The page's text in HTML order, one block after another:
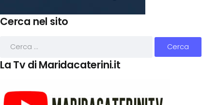
Cerca nel sito
La Tv di Maridacaterini.it